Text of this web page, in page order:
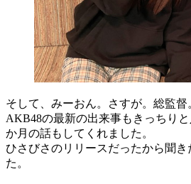
そして、みーおん。さすが。総監督
AKB48の最新の出来事もきっちりと
か月の話もしてくれました。
ひさびさのリリースだったから聞
た。